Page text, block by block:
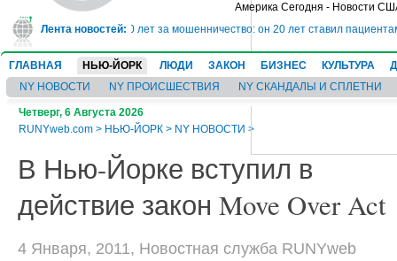
Америка Сегодня - Новости
Лента новостей:
сядет в тюрьму на 10 лет за мошенничество: он 20 лет ставил
ГЛАВНАЯ НЬЮ-ЙОРК ЛЮДИ ЗАКОН БИЗНЕС КУЛЬТУРА
NY НОВОСТИ
NY ПРОИСШЕСТВИЯ NY СКАНДАЛЫ И СПЛЕТНИ
Четверг, 6 Августа 2026
RUNYweb.com > НЬЮ-ЙОРК > NY НОВОСТИ >
В Нью-Йорке вступил в
действие закон Move Over Act
4 Января, 2011, Новостная служба RUNYweb